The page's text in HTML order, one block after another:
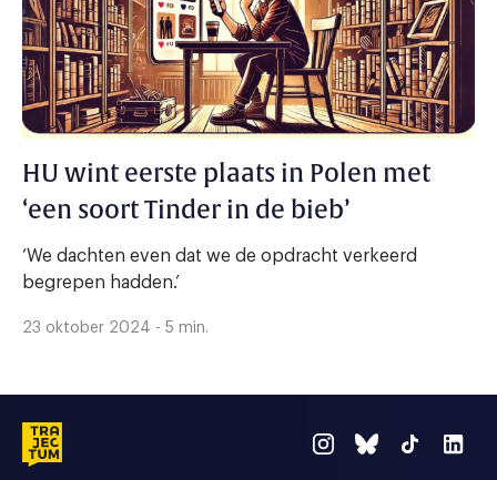
HU wint eerste plaats in Polen met
‘een soort Tinder in de bieb’
‘We dachten even dat we de opdracht verkeerd
begrepen hadden.’
23 oktober 2024 - 5 min.